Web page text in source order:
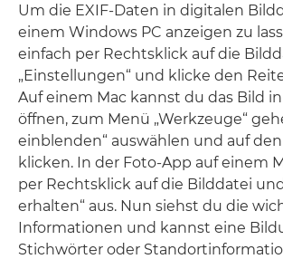
Um die EXIF-Daten in digitalen
einem Windows PC anzeigen zu
einfach per Rechtsklick auf die
„Einstellungen“ und klicke den
Auf einem Mac kannst du das Bild
öffnen, zum Menü „Werkzeuge“
einblenden“ auswählen und auf
klicken. In der Foto-App auf einem
per Rechtsklick auf die Bilddatei
erhalten“ aus. Nun siehst du die
Informationen und kannst eine
Stichwörter oder